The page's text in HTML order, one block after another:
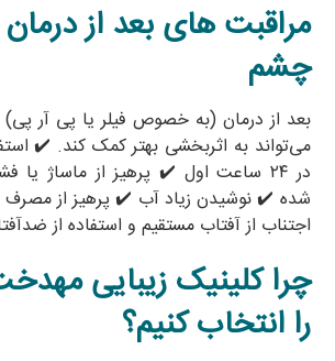
مراقبت‌ های بعد از
چشم
بعد از درمان (به‌ خصوص فیلر یا پی آر
می‌تواند به اثربخشی بهتر کمک کند. ✔️
در ۲۴ ساعت اول ✔️ پرهیز از ماساژ یا
شده ✔️ نوشیدن زیاد آب ✔️ پرهیز از مصرف
اجتناب از آفتاب مستقیم و استفاده از
چرا کلینیک زیبایی
را انتخاب کنیم؟